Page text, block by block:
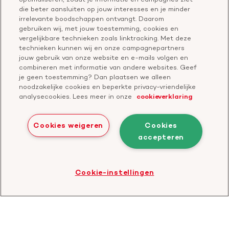
Geef ter nagedachtenis
Start een actie
Vragen over donateurschap
Klachtenformulier
Check je gesprek
Doneer
Bezoek
onze
Facebook
Bezoek
ons
YouTube
Bezoek
onze
LinkedIn
Bezoek
onze
TikTok
profiel
Bezoek
onze
Twitter
profiel
Bezoek
onze
Threads
profiel
Privacyverklaring
Bezoek
die beter aansluiten op jouw interesses en je minder
irrelevante boodschappen ontvangt. Daarom
gebruiken wij, met jouw toestemming, cookies en
vergelijkbare technieken zoals linktracking. Met deze
technieken kunnen wij en onze campagnepartners
jouw gebruik van onze website en e-mails volgen en
combineren met informatie van andere websites. Geef
je geen toestemming? Dan plaatsen we alleen
noodzakelijke cookies en beperkte privacy-vriendelijke
analysecookies. Lees meer in onze
cookieverklaring
Cookies
accepteren
Cookies weigeren
Cookie-instellingen